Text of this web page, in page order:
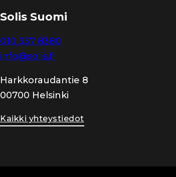
Solis Suomi
010 337 8380
info@solis.fi
Harkkoraudantie 8
00700 Helsinki
Kaikki yhteystiedot